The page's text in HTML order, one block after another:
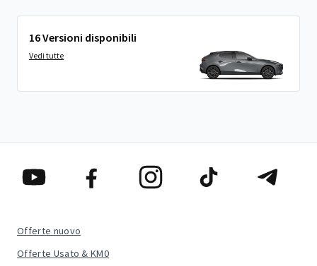
16 Versioni disponibili
Vedi tutte
Offerte nuovo
Offerte Usato & KM0